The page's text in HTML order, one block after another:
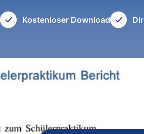
Kostenloser Download